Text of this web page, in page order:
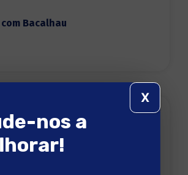
Bacalhau
nos a
X